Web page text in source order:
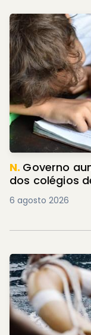
N. Governo
dos colégios
6 agosto 2026